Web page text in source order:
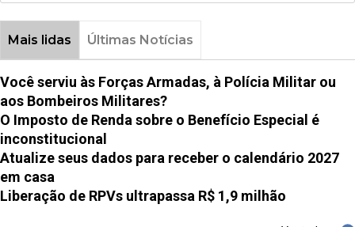
Mais lidas Últimas Notícias
Você serviu às Forças Armadas, à Polícia Militar ou
aos Bombeiros Militares?
O Imposto de Renda sobre o Benefício Especial é
inconstitucional
Atualize seus dados para receber o calendário 2027
em casa
Liberação de RPVs ultrapassa R$ 1,9 milhão